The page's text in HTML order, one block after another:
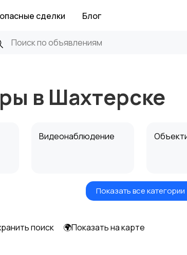
сделки Блог
в Шахтерске
Видеонаблюдение
Показать все категории
поиск 🌍Показать на карте